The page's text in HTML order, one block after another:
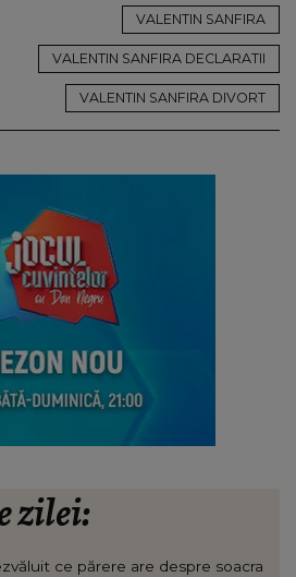
VALENTIN SANFIRA
VALENTIN SANFIRA DECLARATII
VALENTIN SANFIRA DIVORT
zilei:
ce părere are despre soacra